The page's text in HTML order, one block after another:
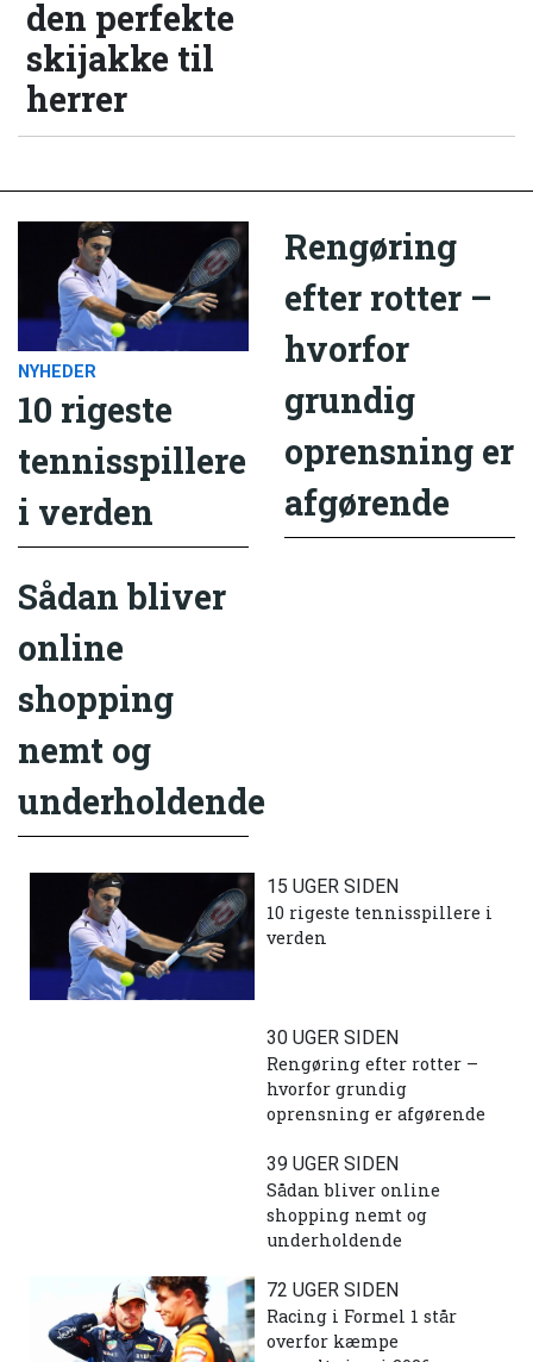
den perfekte
skijakke til
herrer
NYHEDER
10 rigeste
tennisspillere
i verden
Rengøring
efter rotter –
hvorfor
grundig
oprensning er
afgørende
Sådan bliver
online
shopping
nemt og
underholdende
15 UGER SIDEN
10 rigeste tennisspillere i
verden
30 UGER SIDEN
Rengøring efter rotter –
hvorfor grundig
oprensning er afgørende
39 UGER SIDEN
Sådan bliver online
shopping nemt og
underholdende
72 UGER SIDEN
Racing i Formel 1 står
overfor kæmpe